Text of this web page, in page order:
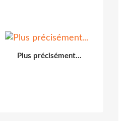
Plus précisément...